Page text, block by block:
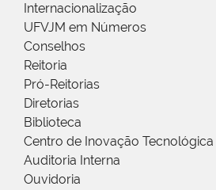
Internacionalização
UFVJM em Números
Conselhos
Reitoria
Pró-Reitorias
Diretorias
Biblioteca
Centro de Inovação Tecnológica
Auditoria Interna
Ouvidoria